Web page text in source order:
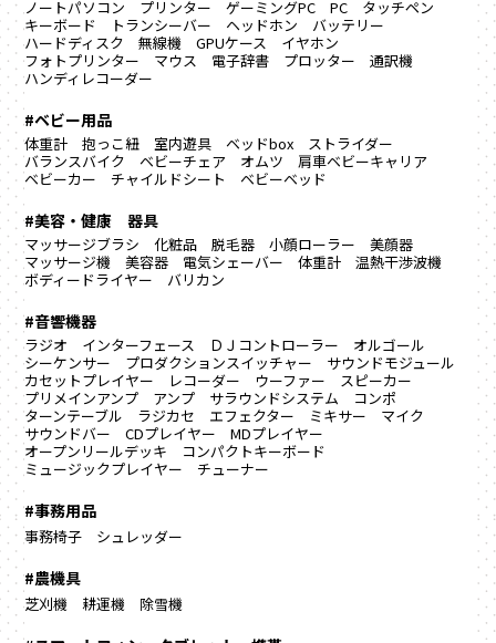
ノートパソコン
プリンター ゲーミングPC PC
タッチペン
キーボード
トランシーバー ヘッドホン
バッテリー
ハードディスク
無線機 GPUケース
イヤホン
フォトプリンター
マウス 電子辞書 プロッター
通訳機
ハンディレコーダー
#ベビー用品
体重計 抱っこ紐 室内遊具 ベッドbox
ストライダー
バランスバイク
ベビーチェア オムツ
肩車ベビーキャリア
ベビーカー
チャイルドシート ベビーベッド
#美容・健康 器具
マッサージブラシ 化粧品 脱毛器 小顔ローラー
美顔器
マッサージ機
美容器 電気シェーバー 体重計
温熱干渉波機
ボディードライヤー
バリカン
#音響機器
ラジオ インターフェース ＤＪコントローラー
オルゴール
シーケンサー
プロダクションスイッチャー
サウンドモジュール
カセットプレイヤー
レコーダー ウーファー
スピーカー
プリメインアンプ
アンプ サラウンドシステム
コンポ
ターンテーブル
ラジカセ エフェクター ミキサー
マイク
サウンドバー
CDプレイヤー
MDプレイヤー
オープンリールデッキ
コンパクトキーボード
ミュージックプレイヤー
チューナー
#事務用品
事務椅子 シュレッダー
#農機具
芝刈機 耕運機 除雪機